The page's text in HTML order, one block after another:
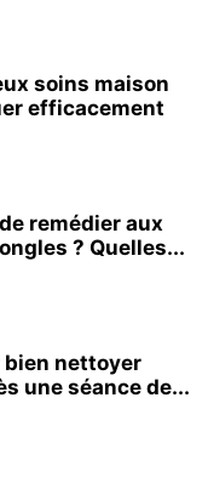
soins maison
efficacement
remédier aux
? Quelles...
bien nettoyer
une séance de...